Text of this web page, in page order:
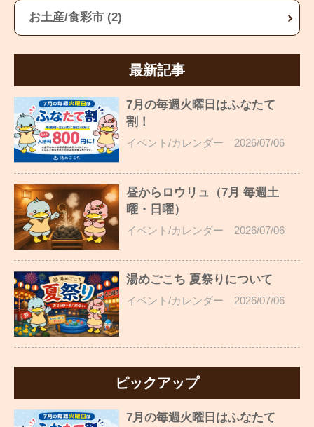
お土産/食彩市 (2)
最新記事
7月の毎週火曜日はふなたて
割！
イベント/カレンダー 2026/07/06
昼からロウリュ（7月 毎週土
曜・日曜）
イベント/カレンダー 2026/07/06
湯めごこち 夏祭りについて
イベント/カレンダー 2026/07/06
ピックアップ
7月の毎週火曜日はふなたて